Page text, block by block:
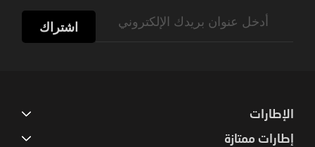
اشتراك
الإطارات
إطارات ممتازة